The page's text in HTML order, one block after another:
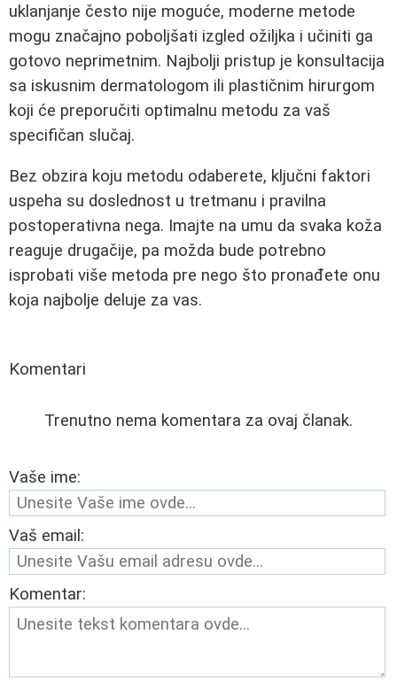
uklanjanje često nije moguće, moderne metode
mogu značajno poboljšati izgled ožiljka i učiniti ga
gotovo neprimetnim. Najbolji pristup je konsultacija
sa iskusnim dermatologom ili plastičnim hirurgom
koji će preporučiti optimalnu metodu za vaš
specifičan slučaj.
Bez obzira koju metodu odaberete, ključni faktori
uspeha su doslednost u tretmanu i pravilna
postoperativna nega. Imajte na umu da svaka koža
reaguje drugačije, pa možda bude potrebno
isprobati više metoda pre nego što pronađete onu
koja najbolje deluje za vas.
Komentari
Trenutno nema komentara za ovaj članak.
Vaše ime:
Vaš email:
Komentar: